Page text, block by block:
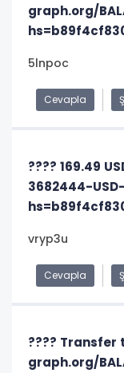
graph.org/
5lnpoc
Cevapla
???? 169.49
3682444-
vryp3u
Cevapla
???? Transfer
graph.org/